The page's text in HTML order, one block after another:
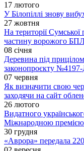
17 лютого
У Білопіллі знову
27 жовтня
На території Сумської
частину ворожого
08 січня
Деревина під
законопроєкту
07 червня
Як визначити свою
заходячи на сайт
26 лютого
Видатного
Міжнародною
30 грудня
«Аврора» передала